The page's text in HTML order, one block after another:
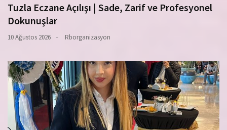
Tuzla Eczane Açılışı | Sade, Zarif ve Profesyonel
Dokunuşlar
10 Ağustos 2026 Rborganizasyon